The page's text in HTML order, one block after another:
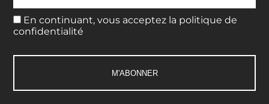
En continuant, vous acceptez la politique de
confidentialité